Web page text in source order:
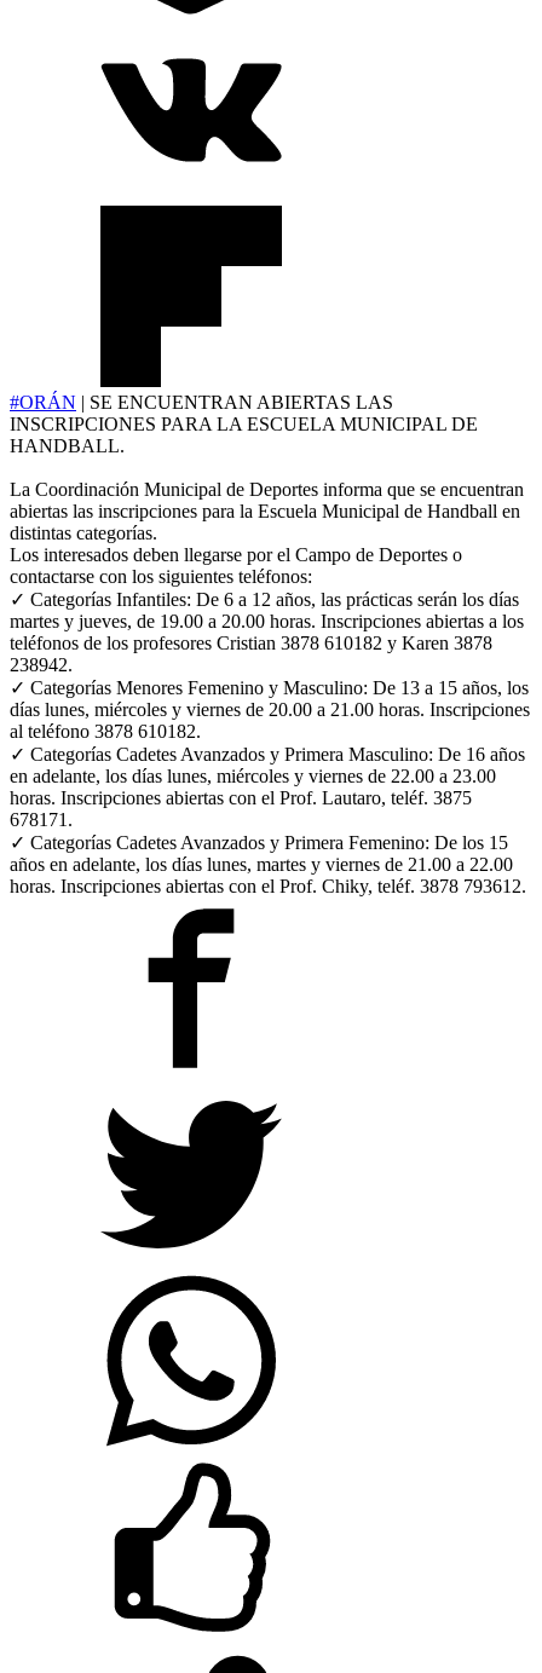
#ORÁN | SE ENCUENTRAN ABIERTAS LAS
INSCRIPCIONES PARA LA ESCUELA MUNICIPAL DE
HANDBALL.
La Coordinación Municipal de Deportes informa que se encuentran
abiertas las inscripciones para la Escuela Municipal de Handball en
distintas categorías.
Los interesados deben llegarse por el Campo de Deportes o
contactarse con los siguientes teléfonos:
✓ Categorías Infantiles: De 6 a 12 años, las prácticas serán los días
martes y jueves, de 19.00 a 20.00 horas. Inscripciones abiertas a los
teléfonos de los profesores Cristian 3878 610182 y Karen 3878
238942.
✓ Categorías Menores Femenino y Masculino: De 13 a 15 años, los
días lunes, miércoles y viernes de 20.00 a 21.00 horas. Inscripciones
al teléfono 3878 610182.
✓ Categorías Cadetes Avanzados y Primera Masculino: De 16 años
en adelante, los días lunes, miércoles y viernes de 22.00 a 23.00
horas. Inscripciones abiertas con el Prof. Lautaro, teléf. 3875
678171.
✓ Categorías Cadetes Avanzados y Primera Femenino: De los 15
años en adelante, los días lunes, martes y viernes de 21.00 a 22.00
horas. Inscripciones abiertas con el Prof. Chiky, teléf. 3878 793612.